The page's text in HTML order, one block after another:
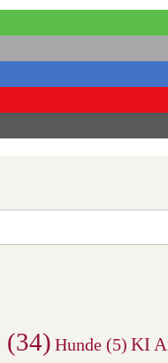
(34) Hunde (5) KI